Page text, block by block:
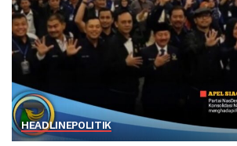
HEADLINEPOLITIK